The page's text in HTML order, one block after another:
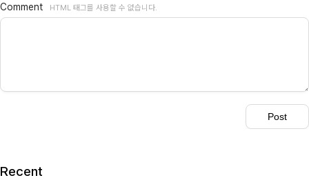
Comment HTML 태그를 사용할 수 없습니다.
Recent